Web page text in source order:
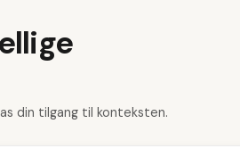
din tilgang til konteksten.